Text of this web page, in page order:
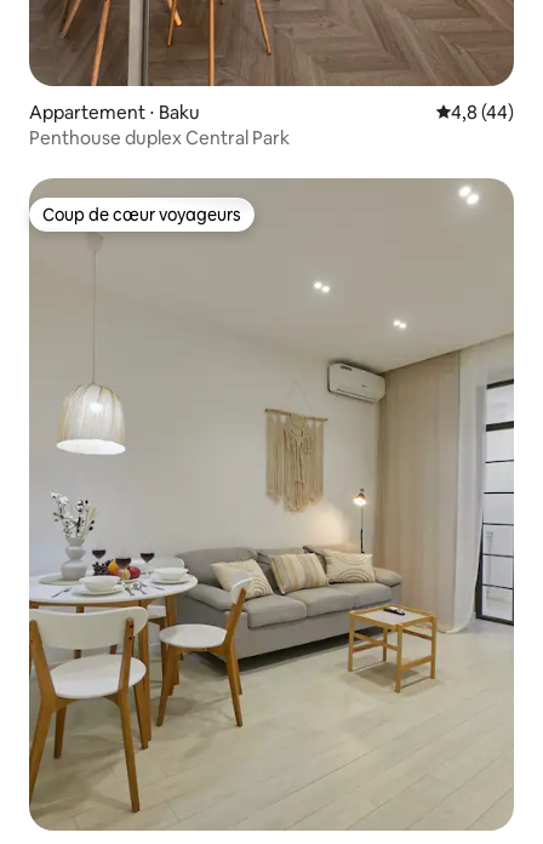
Appartement ⋅ Baku Évaluation
4,8 (44)
Penthouse duplex Central Park
Coup de cœur voyageurs
Coup de cœur voyageurs